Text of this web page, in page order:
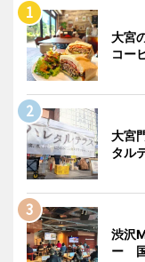
大宮
コー
大宮
タル
渋沢
ー 国